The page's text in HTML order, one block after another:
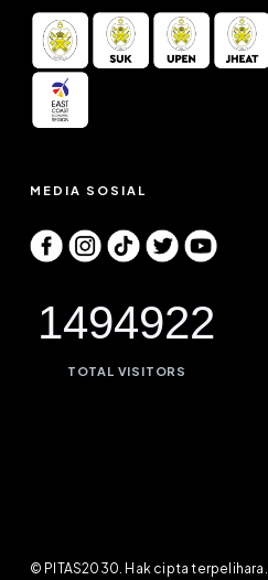
MEDIA SOSIAL
1494922
TOTAL VISITORS
© PITAS2030. Hak cipta terpelihara.